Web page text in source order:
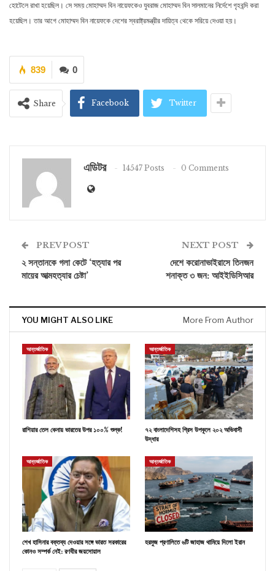
হোটেলে রাখা হয়েছিল। সে সময় মোহাম্মদ বিন নায়েফকেও যুবরাজ মোহাম্মদ বিন সালমানের নির্দেশে গৃহবন্দি করা
হয়েছিল। তার আগে মোহাম্মদ বিন নায়েফকে দেশের স্বরাষ্ট্রমন্ত্রীর দায়িত্ব থেকে সরিয়ে দেওয়া হয়।
0
839
Share Facebook Twitter
এডিটর 14547 Posts 0 Comments
PREV POST
২ সন্তানকে গলা কেটে ‘হত্যার পর
মায়ের আত্মহত্যার চেষ্টা’
NEXT POST
দেশে করোনাভাইরাসে তিনজন
শনাক্ত ৩ জন: আইইডিসিআর
YOU MIGHT ALSO LIKE More From Author
আন্তর্জাতিক
রাশিয়ার তেল কেনায় ভারতের উপর ১০০% শুল্ক!
আন্তর্জাতিক
৭২ বাংলাদেশিসহ গ্রিস উপকূলে ২০২ অভিবাসী
উদ্ধার
আন্তর্জাতিক
শেখ হাসিনার বক্তব্য দেওয়ার সঙ্গে ভারত সরকারের
কোনও সম্পর্ক নেই: রণধীর জয়সোয়াল
আন্তর্জাতিক
হরমুজ প্রণালিতে ৬টি জাহাজ থামিয়ে দিলো ইরান